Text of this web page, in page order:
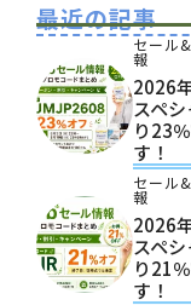
最近の記事
セール
報
2026
スペ
り23
す！
セール
報
2026
スペ
り21
す！